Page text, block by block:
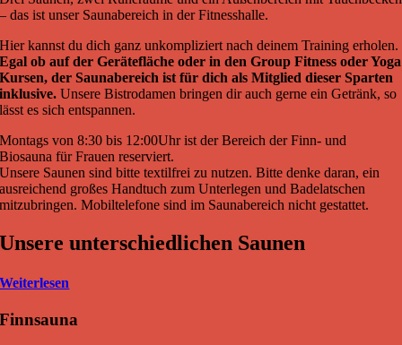
– das ist unser Saunabereich in der Fitnesshalle.
Hier kannst du dich ganz unkompliziert nach deinem Training erholen.
Egal ob auf der Gerätefläche oder in den Group Fitness oder Yoga
Kursen, der Saunabereich ist für dich als Mitglied dieser Sparten
inklusive. Unsere Bistrodamen bringen dir auch gerne ein Getränk, so
lässt es sich entspannen.
Montags von 8:30 bis 12:00Uhr ist der Bereich der Finn- und
Biosauna für Frauen reserviert.
Unsere Saunen sind bitte textilfrei zu nutzen. Bitte denke daran, ein
ausreichend großes Handtuch zum Unterlegen und Badelatschen
mitzubringen. Mobiltelefone sind im Saunabereich nicht gestattet.
Unsere unterschiedlichen Saunen
Weiterlesen
Finnsauna